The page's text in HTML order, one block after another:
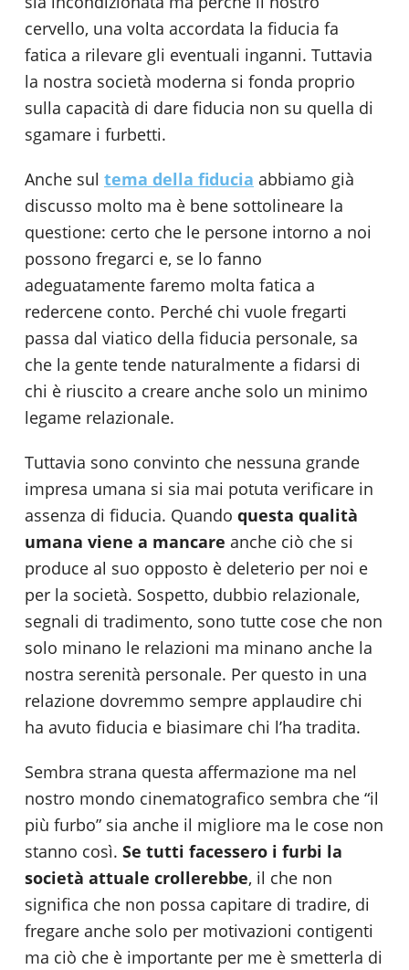
cervello, una volta accordata la fiducia fa
fatica a rilevare gli eventuali inganni. Tuttavia
la nostra società moderna si fonda proprio
sulla capacità di dare fiducia non su quella di
sgamare i furbetti.
Anche sul tema della fiducia abbiamo già
discusso molto ma è bene sottolineare la
questione: certo che le persone intorno a noi
possono fregarci e, se lo fanno
adeguatamente faremo molta fatica a
redercene conto. Perché chi vuole fregarti
passa dal viatico della fiducia personale, sa
che la gente tende naturalmente a fidarsi di
chi è riuscito a creare anche solo un minimo
legame relazionale.
Tuttavia sono convinto che nessuna grande
impresa umana si sia mai potuta verificare in
assenza di fiducia. Quando questa qualità
umana viene a mancare anche ciò che si
produce al suo opposto è deleterio per noi e
per la società. Sospetto, dubbio relazionale,
segnali di tradimento, sono tutte cose che non
solo minano le relazioni ma minano anche la
nostra serenità personale. Per questo in una
relazione dovremmo sempre applaudire chi
ha avuto fiducia e biasimare chi l’ha tradita.
Sembra strana questa affermazione ma nel
nostro mondo cinematografico sembra che “il
più furbo” sia anche il migliore ma le cose non
stanno così. Se tutti facessero i furbi la
società attuale crollerebbe, il che non
significa che non possa capitare di tradire, di
fregare anche solo per motivazioni contigenti
ma ciò che è importante per me è smetterla di